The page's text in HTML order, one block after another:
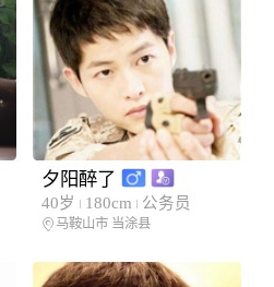
夕阳醉了
40岁 180cm 公务员
马鞍山市 当涂县